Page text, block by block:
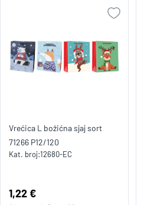
Vrećica L božićna sjaj sort
71266 P12/120
Kat. broj:12680-EC
Cijena:
1,22 €